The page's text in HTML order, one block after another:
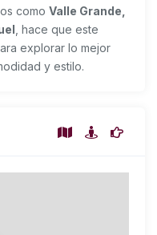
como Valle Grande,
, hace que este
explorar lo mejor
y estilo.